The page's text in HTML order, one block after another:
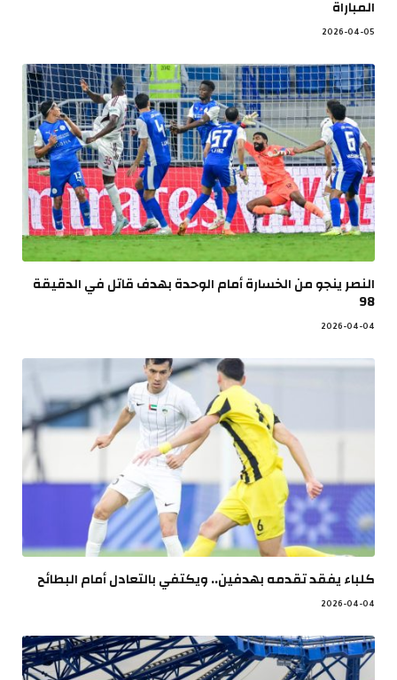
المباراة
2026-04-05
النصر ينجو من الخسارة أمام الوحدة بهدف قاتل في الدقيقة
98
2026-04-04
كلباء يفقد تقدمه بهدفين.. ويكتفي بالتعادل أمام البطائح
2026-04-04